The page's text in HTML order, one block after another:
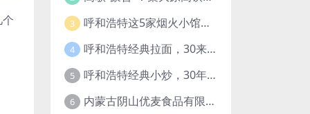
3 呼和浩特这5家烟火小馆，都在一个小区，小区越老，小店“越破”，越有味道
4 呼和浩特经典拉面，30来年老店，一餐一面，舒服！
5 呼和浩特经典小炒，30年小馆，鱼香肉丝，过油肉土豆片，干炸里脊，全了！
6 内蒙古阴山优麦食品有限公司